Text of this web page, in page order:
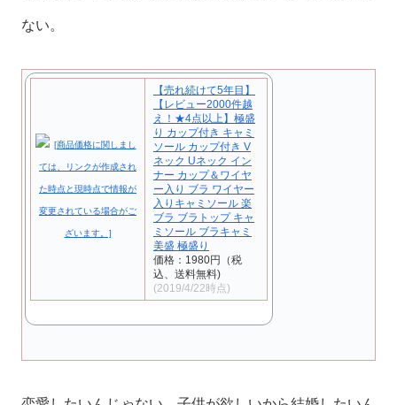
ない。
【売れ続けて5年目】
【レビュー2000件越
え！★4点以上】極盛
り カップ付き キャミ
ソール カップ付き V
ネック Uネック イン
ナー カップ＆ワイヤ
ー入り ブラ ワイヤー
入りキャミソール 楽
ブラ ブラトップ キャ
ミソール ブラキャミ
美盛 極盛り
価格：1980円（税
込、送料無料)
(2019/4/22時点)